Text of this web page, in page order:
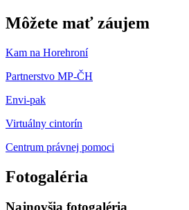
Môžete mať záujem
Kam na Horehroní
Partnerstvo MP-ČH
Envi-pak
Virtuálny cintorín
Centrum právnej pomoci
Fotogaléria